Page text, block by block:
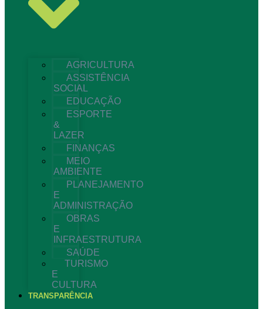
AGRICULTURA
ASSISTÊNCIA
SOCIAL
EDUCAÇÃO
ESPORTE
&
LAZER
FINANÇAS
MEIO
AMBIENTE
PLANEJAMENTO
E
ADMINISTRAÇÃO
OBRAS
E
INFRAESTRUTURA
SAÚDE
TURISMO
E
CULTURA
TRANSPARÊNCIA